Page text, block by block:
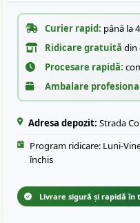
Curier rapid: până la
Ridicare gratuită din
Procesare rapidă:
Ambalare
Adresa depozit: Strada
Program ridicare: Luni-
închis
Livrare sigură și rapidă în